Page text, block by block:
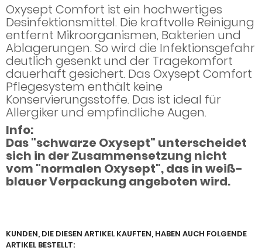
Oxysept Comfort ist ein hochwertiges
Desinfektionsmittel. Die kraftvolle Reinigung
entfernt Mikroorganismen, Bakterien und
Ablagerungen. So wird die Infektionsgefahr
deutlich gesenkt und der Tragekomfort
dauerhaft gesichert. Das Oxysept Comfort
Pflegesystem enthält keine
Konservierungsstoffe. Das ist ideal für
Allergiker und empfindliche Augen.
Info:
Das "schwarze Oxysept" unterscheidet
sich in der Zusammensetzung nicht
vom "normalen Oxysept", das in weiß-
blauer Verpackung angeboten wird.
KUNDEN, DIE DIESEN ARTIKEL KAUFTEN, HABEN AUCH FOLGENDE
ARTIKEL BESTELLT: